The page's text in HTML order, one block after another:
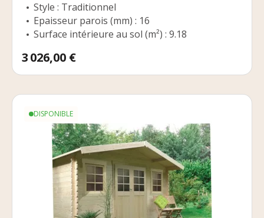
Style : Traditionnel
Epaisseur parois (mm) : 16
Surface intérieure au sol (m²) : 9.18
Prix
3 026,00 €
DISPONIBLE